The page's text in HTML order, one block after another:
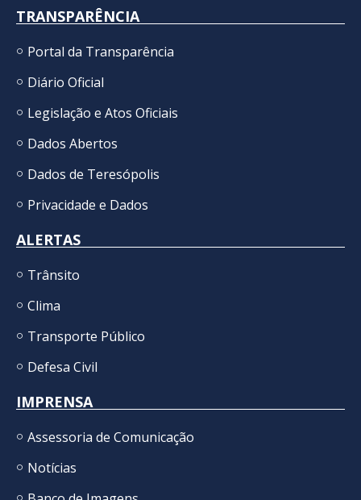
TRANSPARÊNCIA
Portal da Transparência
Diário Oficial
Legislação e Atos Oficiais
Dados Abertos
Dados de Teresópolis
Privacidade e Dados
ALERTAS
Trânsito
Clima
Transporte Público
Defesa Civil
IMPRENSA
Assessoria de Comunicação
Notícias